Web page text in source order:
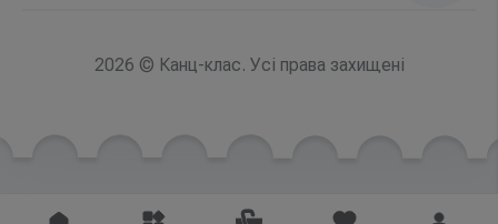
2026 © Канц-клас. Усі права захищені